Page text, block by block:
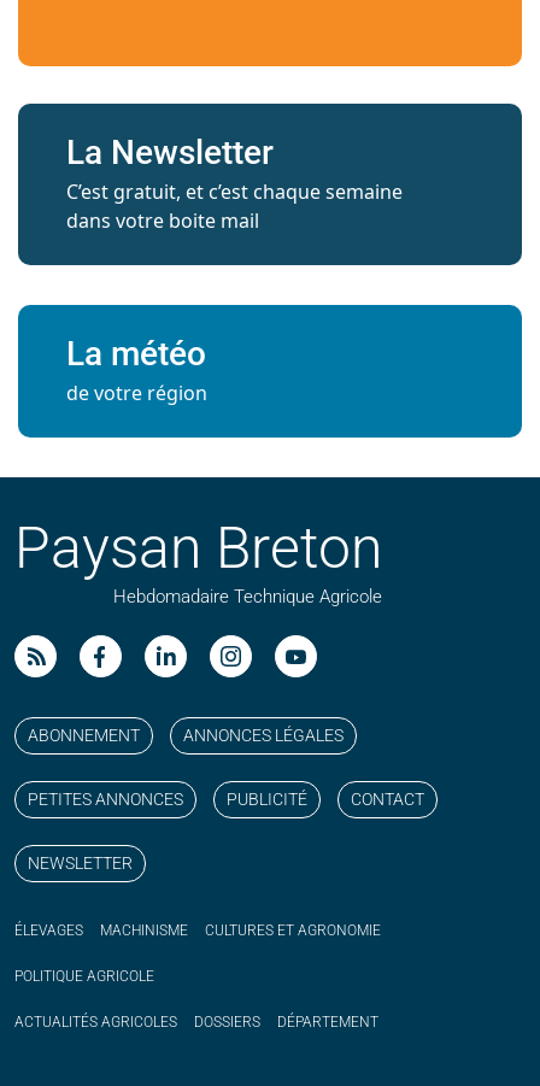
La Newsletter
C’est gratuit, et c’est chaque semaine
dans votre boite mail
La météo
de votre région
Paysan Breton
Hebdomadaire Technique Agricole
ABONNEMENT ANNONCES LÉGALES
PETITES ANNONCES PUBLICITÉ CONTACT
NEWSLETTER
ÉLEVAGES MACHINISME CULTURES ET AGRONOMIE
POLITIQUE AGRICOLE
ACTUALITÉS AGRICOLES DOSSIERS DÉPARTEMENT